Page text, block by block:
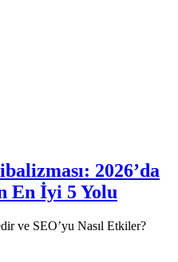
2026’da
En İyi 5 Yolu
ve SEO’yu Nasıl Etkiler?